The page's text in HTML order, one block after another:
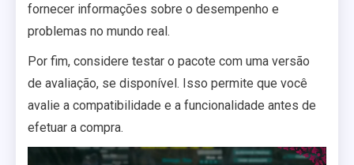
fornecer informações sobre o desempenho e
problemas no mundo real.
Por fim, considere testar o pacote com uma versão
de avaliação, se disponível. Isso permite que você
avalie a compatibilidade e a funcionalidade antes de
efetuar a compra.